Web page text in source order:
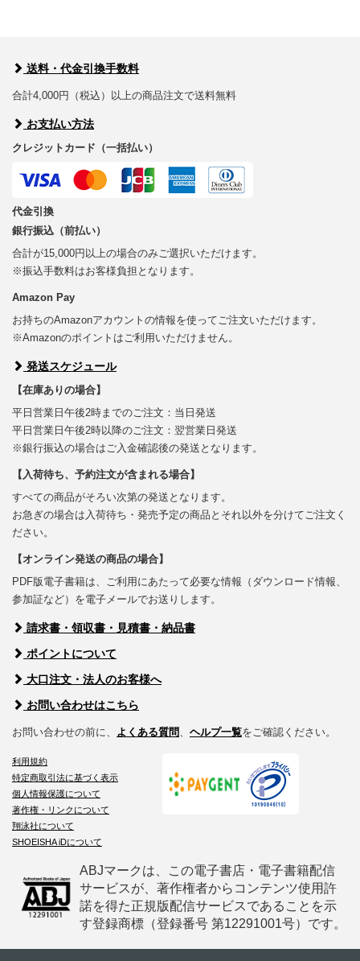
送料・代金引換手数料
合計4,000円（税込）以上の商品注文で送料無料
お支払い方法
クレジットカード（一括払い）
代金引換
銀行振込（前払い）
合計が15,000円以上の場合のみご選択いただけます。
※振込手数料はお客様負担となります。
Amazon Pay
お持ちのAmazonアカウントの情報を使ってご注文いただけます。
※Amazonのポイントはご利用いただけません。
発送スケジュール
【在庫ありの場合】
平日営業日午後2時までのご注文：当日発送
平日営業日午後2時以降のご注文：翌営業日発送
※銀行振込の場合はご入金確認後の発送となります。
【入荷待ち、予約注文が含まれる場合】
すべての商品がそろい次第の発送となります。
お急ぎの場合は入荷待ち・発売予定の商品とそれ以外を分けてご注文く
ださい。
【オンライン発送の商品の場合】
PDF版電子書籍は、ご利用にあたって必要な情報（ダウンロード情報、
参加証など）を電子メールでお送りします。
請求書・領収書・見積書・納品書
ポイントについて
大口注文・法人のお客様へ
お問い合わせはこちら
お問い合わせの前に、 よくある質問、 ヘルプ一覧をご確認ください。
利用規約
特定商取引法に基づく表示
個人情報保護について
著作権・リンクについて
翔泳社について
SHOEISHA iDについて
ABJマークは、この電子書店・電子書籍配信
サービスが、著作権者からコンテンツ使用許
諾を得た正規版配信サービスであることを示
す登録商標（登録番号 第12291001号）です。